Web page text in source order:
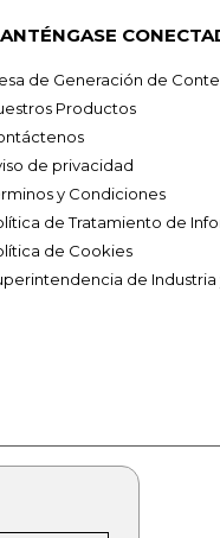
de Generación de
Productos
de privacidad
y Condiciones
de Tratamiento de
de Cookies
de